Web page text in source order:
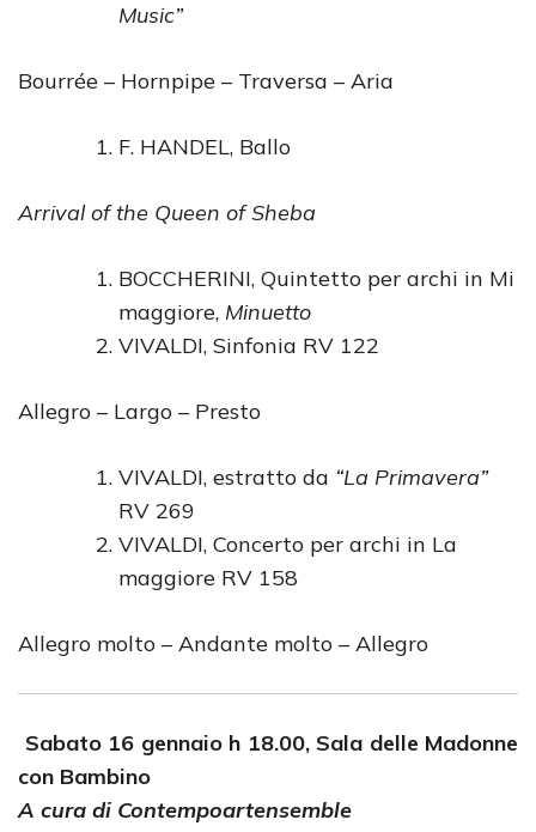
Music”
Bourrée – Hornpipe – Traversa – Aria
F. HANDEL, Ballo
Arrival of the Queen of Sheba
BOCCHERINI, Quintetto per archi in Mi
maggiore, Minuetto
VIVALDI, Sinfonia RV 122
Allegro – Largo – Presto
VIVALDI, estratto da “La Primavera”
RV 269
VIVALDI, Concerto per archi in La
maggiore RV 158
Allegro molto – Andante molto – Allegro
Sabato 16 gennaio h 18.00, Sala delle Madonne
con Bambino
A cura di Contempoartensemble